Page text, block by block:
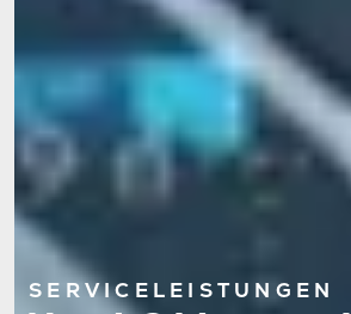
SERVICELEISTUNGEN